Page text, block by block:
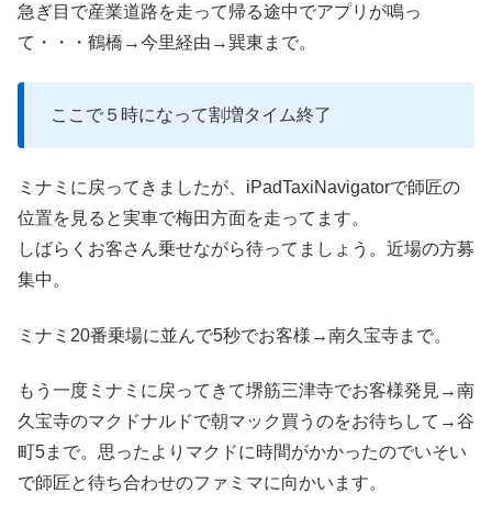
急ぎ目で産業道路を走って帰る途中でアプリが鳴っ
て・・・鶴橋→今里経由→巽東まで。
ここで５時になって割増タイム終了
ミナミに戻ってきましたが、iPadTaxiNavigatorで師匠の
位置を見ると実車で梅田方面を走ってます。
しばらくお客さん乗せながら待ってましょう。近場の方募
集中。
ミナミ20番乗場に並んで5秒でお客様→南久宝寺まで。
もう一度ミナミに戻ってきて堺筋三津寺でお客様発見→南
久宝寺のマクドナルドで朝マック買うのをお待ちして→谷
町5まで。思ったよりマクドに時間がかかったのでいそい
で師匠と待ち合わせのファミマに向かいます。